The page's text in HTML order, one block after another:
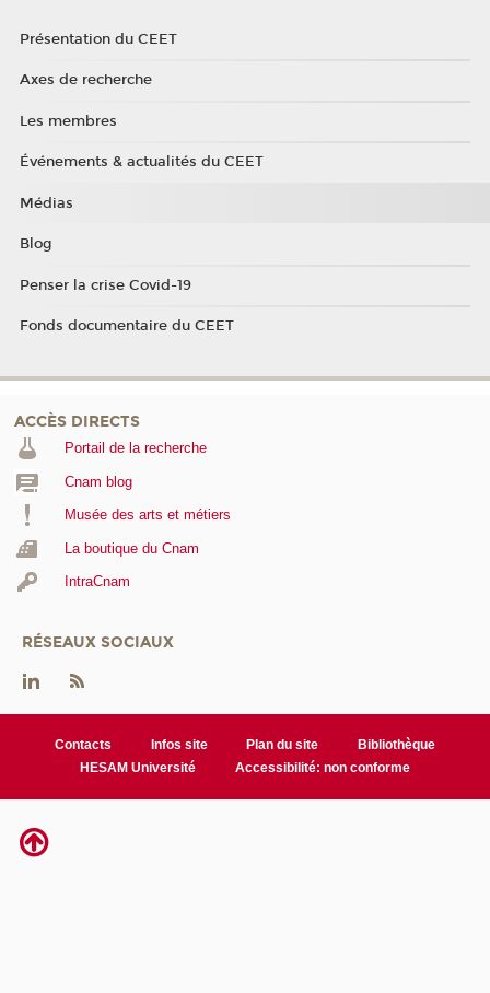
Présentation du CEET
Axes de recherche
Les membres
Événements & actualités du CEET
Médias
Blog
Penser la crise Covid-19
Fonds documentaire du CEET
ACCÈS DIRECTS
Portail de la recherche
Cnam blog
Musée des arts et métiers
La boutique du Cnam
IntraCnam
RÉSEAUX SOCIAUX
Contacts Infos site Plan du site
Bibliothèque
HESAM Université
Accessibilité: non conforme